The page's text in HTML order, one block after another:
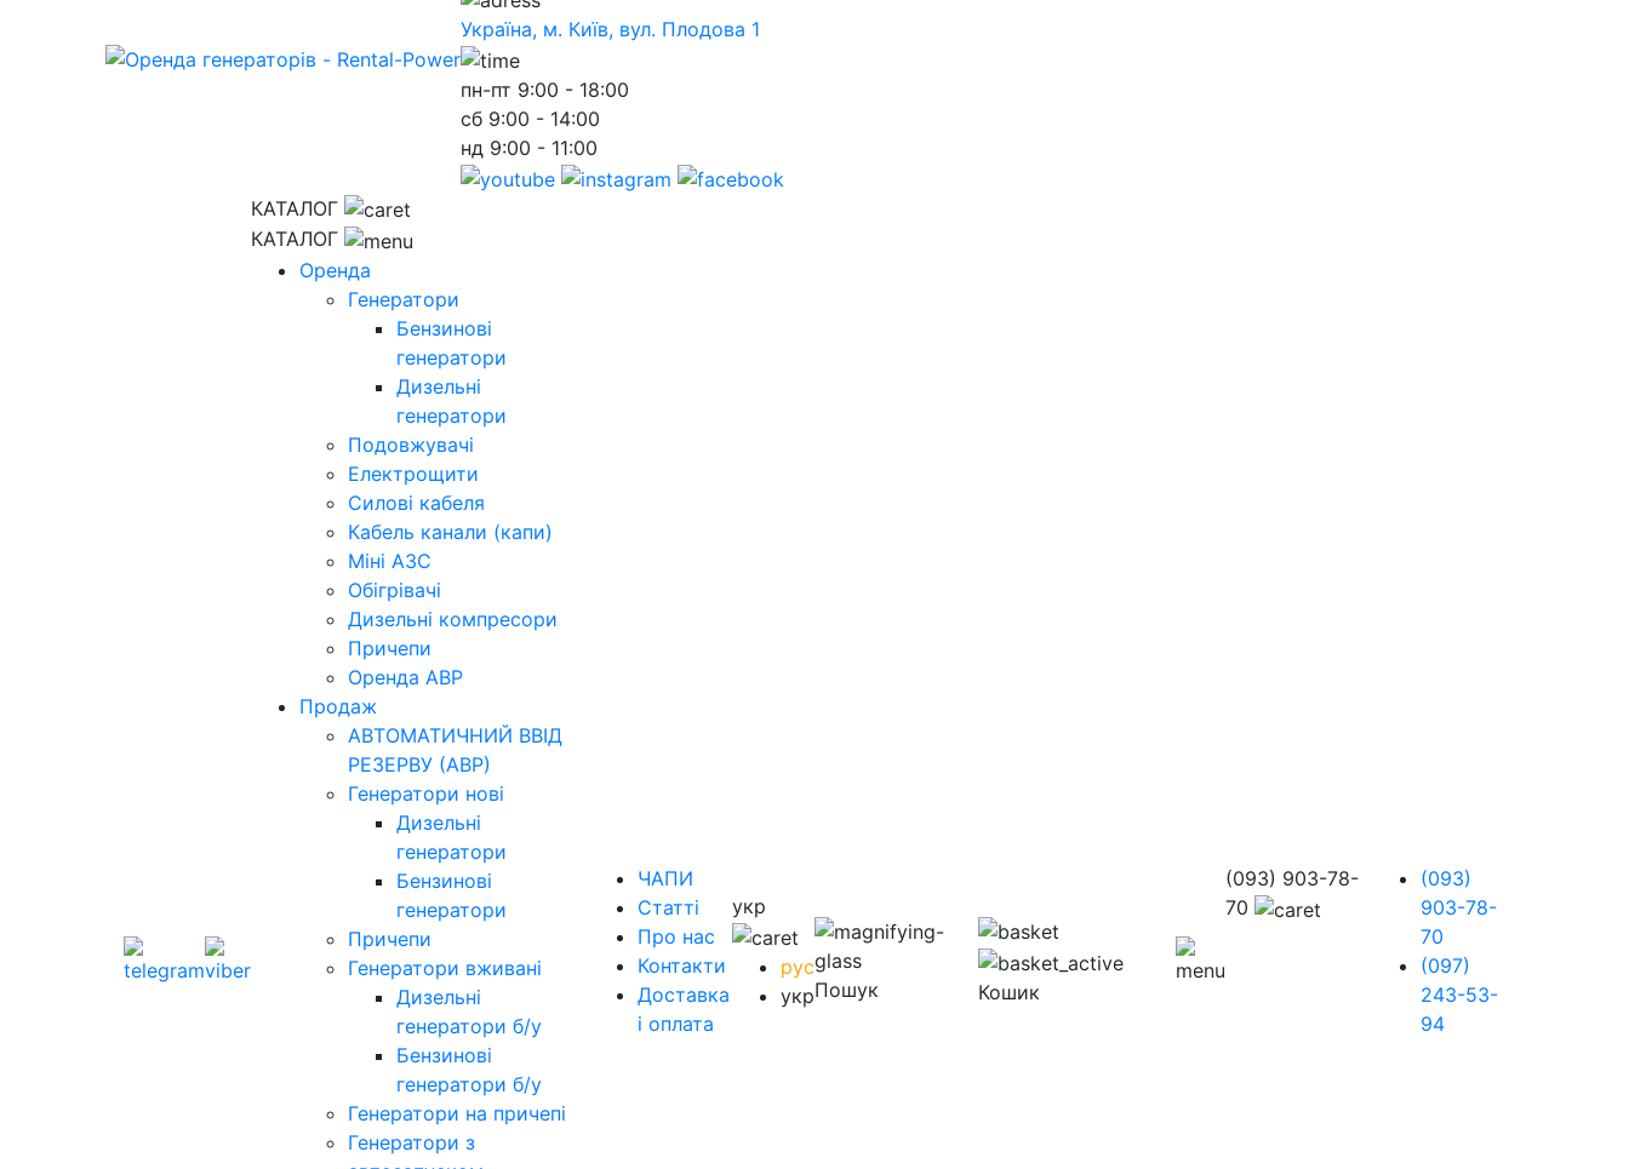
Україна, м. Київ, вул. Плодова 1
пн-пт 9:00 - 18:00
сб 9:00 - 14:00
нд 9:00 - 11:00
КАТАЛОГ
КАТАЛОГ
Оренда
Генератори
Бензинові
генератори
Дизельні
генератори
Подовжувачі
Електрощити
Силові кабеля
Кабель канали (капи)
Міні АЗС
Обігрівачі
Дизельні компресори
Причепи
Оренда АВР
Продаж
АВТОМАТИЧНИЙ ВВІД
РЕЗЕРВУ (АВР)
Генератори нові
Дизельні
генератори
Бензинові
генератори
Причепи
Генератори вживані
Дизельні
генератори б/у
Бензинові
генератори б/у
Генератори на причепі
Генератори з
ЧАПИ
Статті
Про нас
Контакти
Доставка
і оплата
укр
рус
укрПошук Кошик
(093) 903-78-
70
(093)
903-78-
70
(097)
243-53-
94